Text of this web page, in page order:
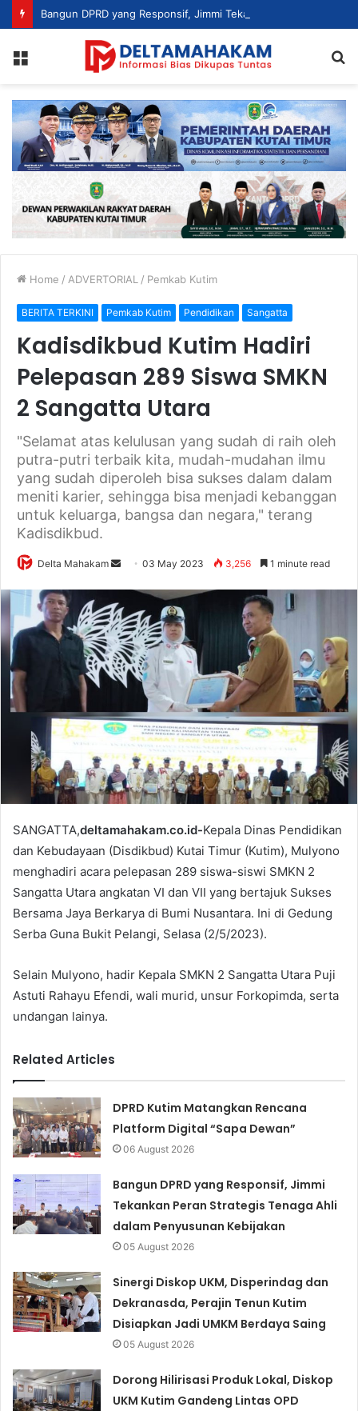
Home / ADVERTORIAL / Pemkab Kutim
BERITA TERKINI Pemkab Kutim Pendidikan Sangatta
Kadisdikbud Kutim Hadiri
Pelepasan 289 Siswa SMKN
2 Sangatta Utara
"Selamat atas kelulusan yang sudah di raih oleh
putra-putri terbaik kita, mudah-mudahan ilmu
yang sudah diperoleh bisa sukses dalam dalam
meniti karier, sehingga bisa menjadi kebanggan
untuk keluarga, bangsa dan negara," terang
Kadisdikbud.
Delta Mahakam
d
a
n
e
a
i
l
03 May 2023 3,256 1 minute read
SANGATTA,deltamahakam.co.id-Kepala Dinas Pendidikan
dan Kebudayaan (Disdikbud) Kutai Timur (Kutim), Mulyono
menghadiri acara pelepasan 289 siswa-siswi SMKN 2
Sangatta Utara angkatan VI dan VII yang bertajuk Sukses
Bersama Jaya Berkarya di Bumi Nusantara. Ini di Gedung
Serba Guna Bukit Pelangi, Selasa (2/5/2023).
Selain Mulyono, hadir Kepala SMKN 2 Sangatta Utara Puji
Astuti Rahayu Efendi, wali murid, unsur Forkopimda, serta
undangan lainya.
Related Articles
DPRD Kutim Matangkan Rencana
Platform Digital “Sapa Dewan”
06 August 2026
Bangun DPRD yang Responsif, Jimmi
Tekankan Peran Strategis Tenaga Ahli
dalam Penyusunan Kebijakan
05 August 2026
Sinergi Diskop UKM, Disperindag dan
Dekranasda, Perajin Tenun Kutim
Disiapkan Jadi UMKM Berdaya Saing
05 August 2026
Dorong Hilirisasi Produk Lokal, Diskop
UKM Kutim Gandeng Lintas OPD